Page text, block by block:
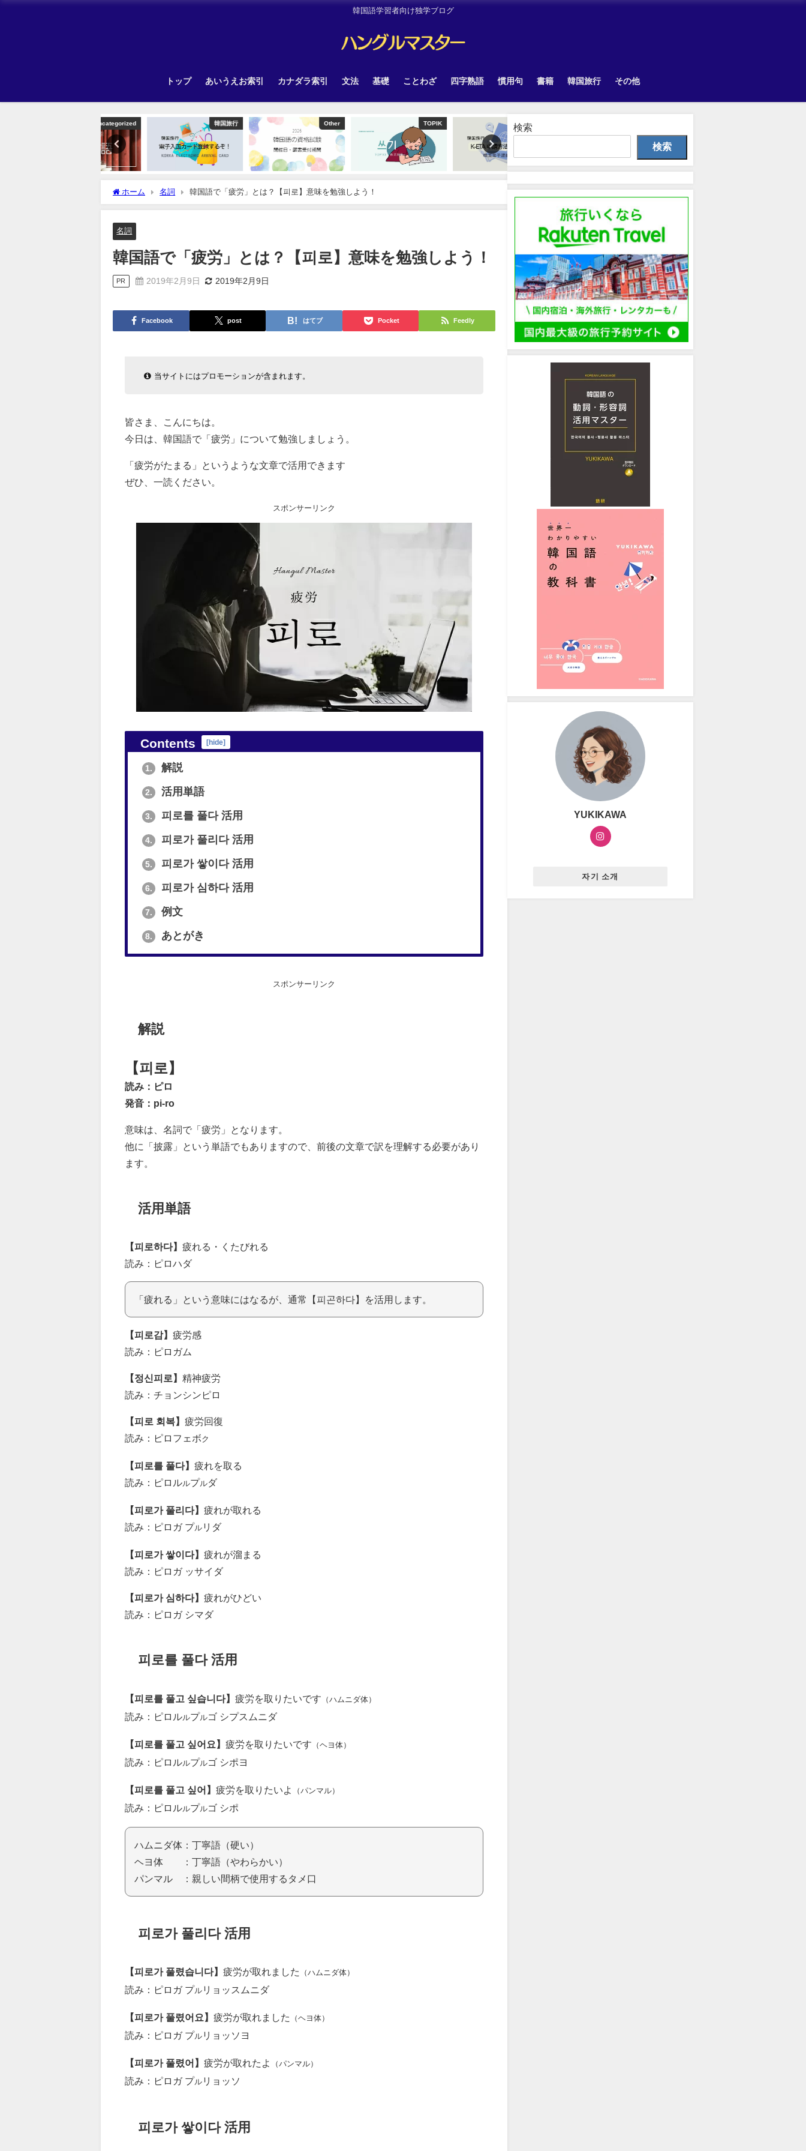
韓国語学習者向け独学ブログ
トップ あいうえお索引 カナダラ索引 文法 基礎 ことわざ 四字熟語 慣用句 書籍 韓国旅行 その他
韓国旅行 韓国旅行
ホーム 名詞 韓国語で「疲労」とは？【피로】意味を勉強しよう！
名詞
韓国語で「疲労」とは？【피로】意味を勉強しよう！
PR 2019年2月9日 2019年2月9日
Facebook post はてブ Pocket Feedly
当サイトにはプロモーションが含まれます。
皆さま、こんにちは。
今日は、韓国語で「疲労」について勉強しましょう。
「疲労がたまる」というような文章で活用できます
ぜひ、一読ください。
スポンサーリンク
Contents [hide]
1. 解説
2. 活用単語
3. 피로를 풀다 活用
4. 피로가 풀리다 活用
5. 피로가 쌓이다 活用
6. 피로가 심하다 活用
7. 例文
8. あとがき
スポンサーリンク
解説
【피로】
読み：ピロ
発音：pi-ro
意味は、名詞で「疲労」となります。
他に「披露」という単語でもありますので、前後の文章で訳を理解する必要があり
ます。
活用単語
【피로하다】 疲れる・くたびれる
読み：ピロハダ
「疲れる」という意味にはなるが、通常【피곤하다】を活用します。
【피로감】 疲労感
読み：ピロガム
【정신피로】 精神疲労
読み：チョンシンピロ
【피로 회복】 疲労回復
読み：ピロフェボク
【피로를 풀다】 疲れを取る
読み：ピロルルプルダ
【피로가 풀리다】 疲れが取れる
読み：ピロガ プル リダ
【피로가 쌓이다】 疲れが溜まる
読み：ピロガ ッサイダ
【피로가 심하다】 疲れがひどい
読み：ピロガ シマダ
피로를 풀다 活用
【피로를 풀고 싶습니다】 疲労を取りたいです （ハムニダ体）
読み：ピロルルプルゴ シプスムニダ
【피로를 풀고 싶어요】 疲労を取りたいです （ヘヨ体）
読み：ピロルルプルゴ シポヨ
【피로를 풀고 싶어】 疲労を取りたいよ （パンマル）
読み：ピロルルプルゴ シポ
ハムニダ体：丁寧語（硬い）
ヘヨ体 ：丁寧語（やわらかい）
パンマル ：親しい間柄で使用するタメ口
피로가 풀리다 活用
【피로가 풀렸습니다】 疲労が取れました （ハムニダ体）
読み：ピロガ プル リョッスムニダ
【피로가 풀렸어요】 疲労が取れました （ヘヨ体）
読み：ピロガ プル リョッソヨ
【피로가 풀렸어】 疲労が取れたよ （パンマル）
読み：ピロガ プル リョッソ
피로가 쌓이다 活用
検索
検索
YUKIKAWA
자기 소개